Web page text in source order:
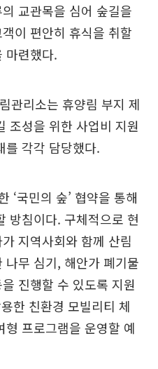
교관목을 심어 숲길을
이 편안히 휴식을 취할
마련했다.
관리소는 휴양림 부지 제
조성을 위한 사업비 지원
를 각각 담당했다.
‘국민의 숲’ 협약을 통해
방침이다. 구체적으로 현
지역사회와 함께 산림
나무 심기, 해안가 폐기물
진행할 수 있도록 지원
한 친환경 모빌리티 체
프로그램을 운영할 예